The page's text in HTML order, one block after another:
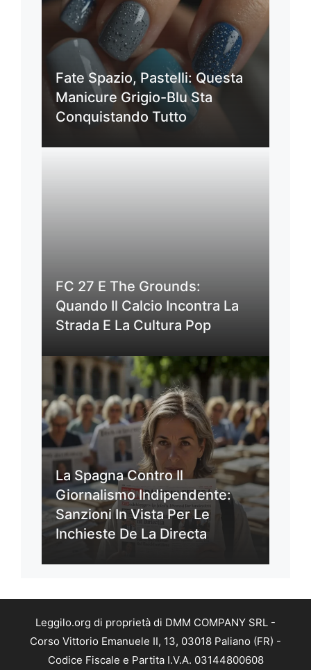
Fate Spazio, Pastelli: Questa
Manicure Grigio-Blu Sta
Conquistando Tutto
FC 27 E The Grounds:
Quando Il Calcio Incontra La
Strada E La Cultura Pop
La Spagna Contro Il
Giornalismo Indipendente:
Sanzioni In Vista Per Le
Inchieste De La Directa
Leggilo.org di proprietà di DMM COMPANY SRL -
Corso Vittorio Emanuele II, 13, 03018 Paliano (FR) -
Codice Fiscale e Partita I.V.A. 03144800608